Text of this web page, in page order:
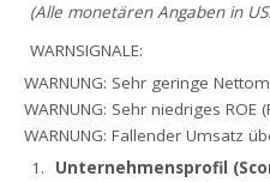
(Alle monetären Angaben in
WARNSIGNALE:
WARNUNG: Sehr geringe
WARNUNG: Sehr niedriges ROE
WARNUNG: Fallender Umsatz
Unternehmensprofil